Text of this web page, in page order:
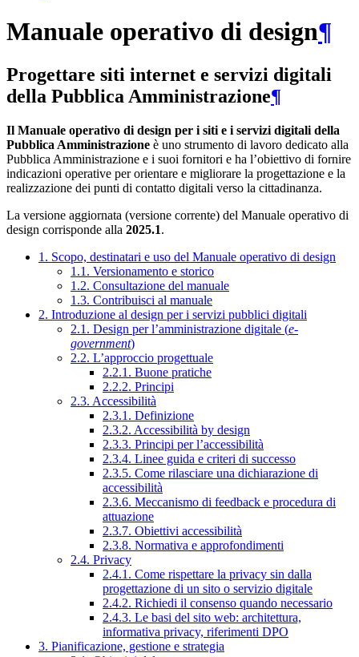
Manuale operativo di design¶
Progettare siti internet e servizi digitali
della Pubblica Amministrazione¶
Il Manuale operativo di design per i siti e i servizi digitali della
Pubblica Amministrazione è uno strumento di lavoro dedicato alla
Pubblica Amministrazione e i suoi fornitori e ha l’obiettivo di fornire
indicazioni operative per orientare e migliorare la progettazione e la
realizzazione dei punti di contatto digitali verso la cittadinanza.
La versione aggiornata (versione corrente) del Manuale operativo di
design corrisponde alla 2025.1.
1. Scopo, destinatari e uso del Manuale operativo di design
1.1. Versionamento e storico
1.2. Consultazione del manuale
1.3. Contribuisci al manuale
2. Introduzione al design per i servizi pubblici digitali
2.1. Design per l’amministrazione digitale (e-
government)
2.2. L’approccio progettuale
2.2.1. Buone pratiche
2.2.2. Principi
2.3. Accessibilità
2.3.1. Definizione
2.3.2. Accessibilità by design
2.3.3. Principi per l’accessibilità
2.3.4. Linee guida e criteri di successo
2.3.5. Come rilasciare una dichiarazione di
accessibilità
2.3.6. Meccanismo di feedback e procedura di
attuazione
2.3.7. Obiettivi accessibilità
2.3.8. Normativa e approfondimenti
2.4. Privacy
2.4.1. Come rispettare la privacy sin dalla
progettazione di un sito o servizio digitale
2.4.2. Richiedi il consenso quando necessario
2.4.3. Le basi del sito web: architettura,
informativa privacy, riferimenti DPO
3. Pianificazione, gestione e strategia